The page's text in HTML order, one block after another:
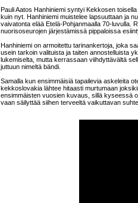
Pauli Aatos Hanhiniemi syntyi Kekkosen
kuin nyt. Hanhiniemi muistelee lapsuuttaan ja
vaivatonta elää Etelä-Pohjanmaalla 70-luvulla.
nuorisoseurojen järjestämissä pippaloissa
Hanhiniemi on armoitettu tarinankertoja, joka
usein tarkoin valituista ja taiten annostelluista
lukemiselta, mutta kerrassaan viihdyttävältä
juttuun nimeltä bändi.
Samalla kun ensimmäisiä tapailevia askeleita
kekkoslovakia lähtee hitaasti murtumaan
ensimmäisten vuosien kuvaus, sillä kyseessä
vaan säilyttää siihen terveeltä vaikuttavan